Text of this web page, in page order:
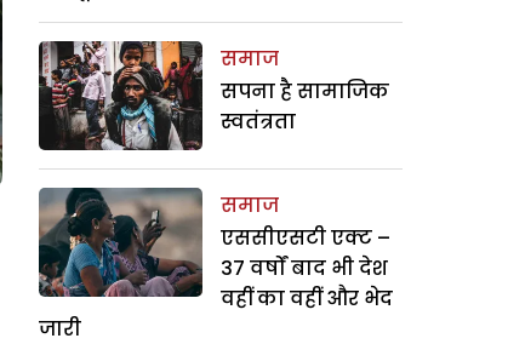
समाज
सपना है सामाजिक
स्वतंत्रता
समाज
एससीएसटी एक्ट –
37 वर्षों बाद भी देश
वहीं का वहीं और भेद
जारी